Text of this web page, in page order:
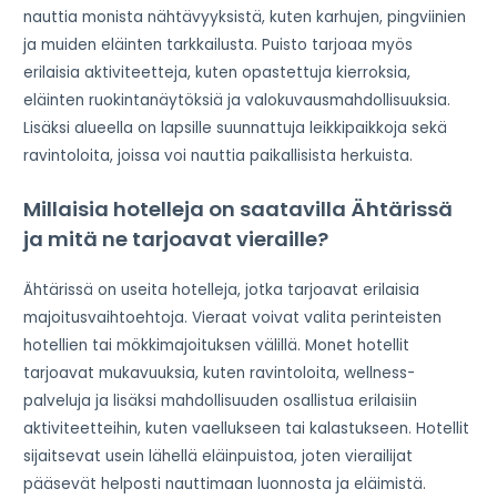
nauttia monista nähtävyyksistä, kuten karhujen, pingviinien
ja muiden eläinten tarkkailusta. Puisto tarjoaa myös
erilaisia aktiviteetteja, kuten opastettuja kierroksia,
eläinten ruokintanäytöksiä ja valokuvausmahdollisuuksia.
Lisäksi alueella on lapsille suunnattuja leikkipaikkoja sekä
ravintoloita, joissa voi nauttia paikallisista herkuista.
Millaisia hotelleja on saatavilla Ähtärissä
ja mitä ne tarjoavat vieraille?
Ähtärissä on useita hotelleja, jotka tarjoavat erilaisia
majoitusvaihtoehtoja. Vieraat voivat valita perinteisten
hotellien tai mökkimajoituksen välillä. Monet hotellit
tarjoavat mukavuuksia, kuten ravintoloita, wellness-
palveluja ja lisäksi mahdollisuuden osallistua erilaisiin
aktiviteetteihin, kuten vaellukseen tai kalastukseen. Hotellit
sijaitsevat usein lähellä eläinpuistoa, joten vierailijat
pääsevät helposti nauttimaan luonnosta ja eläimistä.